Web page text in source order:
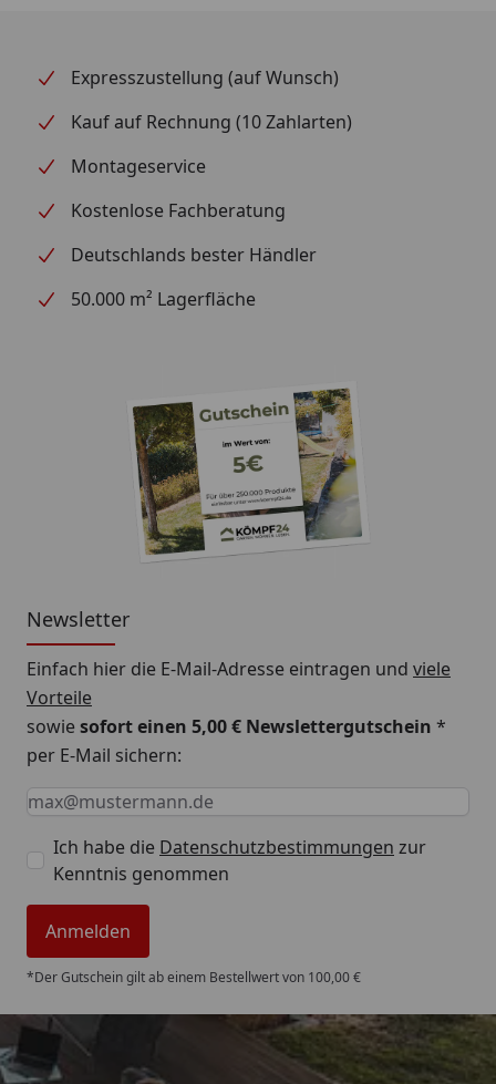
Expresszustellung (auf Wunsch)
Kauf auf Rechnung (10 Zahlarten)
Montageservice
Kostenlose Fachberatung
Deutschlands bester Händler
50.000 m² Lagerfläche
Newsletter
Einfach hier die E-Mail-Adresse eintragen und viele
Vorteile
sowiesofort einen 5,00 € Newslettergutschein *
per E-Mail sichern:
Keine Eingabe erforderlich
Eingabe erforderlich
E-Mail *
Ich habe die Datenschutzbestimmungen zur
Kenntnis genommen
Anmelden
*Der Gutschein gilt ab einem Bestellwert von 100,00 €